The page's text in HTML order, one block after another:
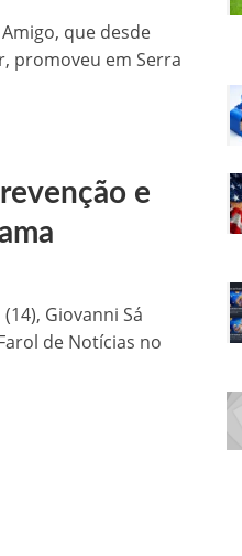
que desde
promoveu em Serra
e
Giovanni Sá
de Notícias no